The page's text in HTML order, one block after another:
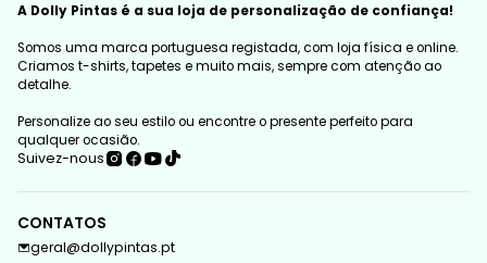
A Dolly Pintas é a sua loja de personalização de confiança!
Somos uma marca portuguesa registada, com loja física e online.
Criamos t-shirts, tapetes e muito mais, sempre com atenção ao
detalhe.
Personalize ao seu estilo ou encontre o presente perfeito para
qualquer ocasião.
Suivez-nous
CONTATOS
geral@dollypintas.pt